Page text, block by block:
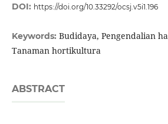
DOI: https://doi.org/10.33292/ocsj.v5i1.196
Keywords: Budidaya, Pengendalian
Tanaman hortikultura
ABSTRACT